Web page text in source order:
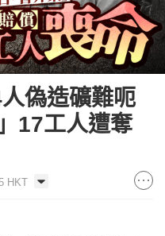
偽造礦難呃
17工人遭奪
HKT